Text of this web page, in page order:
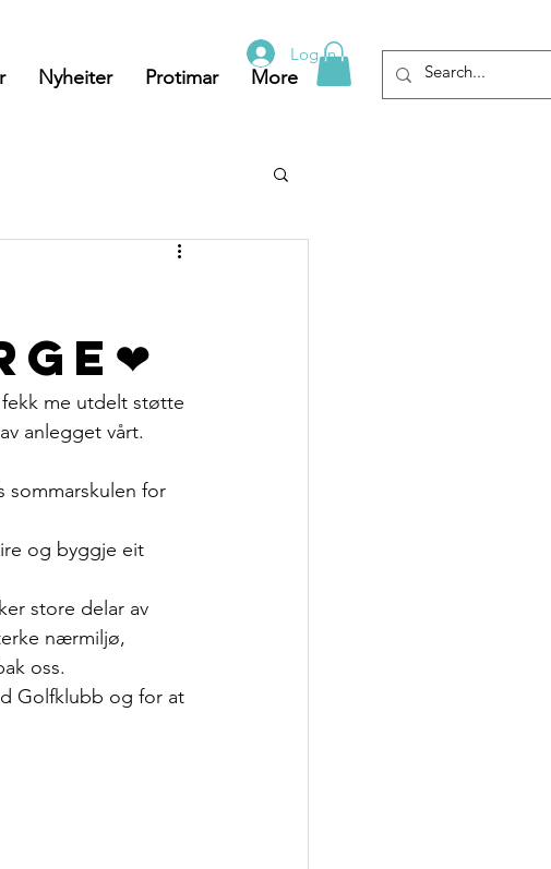
Nyheiter Protimar More
Log In
me utdelt støtte
anlegget vårt.
for
og byggje eit
store delar av
nærmiljø,
oss.
Golfklubb og for at